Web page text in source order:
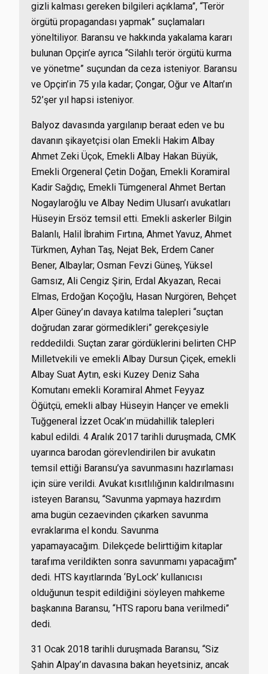
gizli kalması gereken bilgileri açıklama”, “Terör
örgütü propagandası yapmak” suçlamaları
yöneltiliyor. Baransu ve hakkında yakalama kararı
bulunan Opçin’e ayrıca “Silahlı terör örgütü kurma
ve yönetme” suçundan da ceza isteniyor. Baransu
ve Opçin’in 75 yıla kadar; Çongar, Oğur ve Altan’ın
52’şer yıl hapsi isteniyor.
Balyoz davasında yargılanıp beraat eden ve bu
davanın şikayetçisi olan Emekli Hakim Albay
Ahmet Zeki Üçok, Emekli Albay Hakan Büyük,
Emekli Orgeneral Çetin Doğan, Emekli Koramiral
Kadir Sağdıç, Emekli Tümgeneral Ahmet Bertan
Nogaylaroğlu ve Albay Nedim Ulusan’ı avukatları
Hüseyin Ersöz temsil etti. Emekli askerler Bilgin
Balanlı, Halil İbrahim Fırtına, Ahmet Yavuz, Ahmet
Türkmen, Ayhan Taş, Nejat Bek, Erdem Caner
Bener, Albaylar; Osman Fevzi Güneş, Yüksel
Gamsız, Ali Cengiz Şirin, Erdal Akyazan, Recai
Elmas, Erdoğan Koçoğlu, Hasan Nurgören, Behçet
Alper Güney’ın davaya katılma talepleri “suçtan
doğrudan zarar görmedikleri” gerekçesiyle
reddedildi. Suçtan zarar gördüklerini belirten CHP
Milletvekili ve emekli Albay Dursun Çiçek, emekli
Albay Suat Aytın, eski Kuzey Deniz Saha
Komutanı emekli Koramiral Ahmet Feyyaz
Öğütçü, emekli albay Hüseyin Hançer ve emekli
Tuğgeneral İzzet Ocak’ın müdahillik talepleri
kabul edildi. 4 Aralık 2017 tarihli duruşmada, CMK
uyarınca barodan görevlendirilen bir avukatın
temsil ettiği Baransu’ya savunmasını hazırlaması
için süre verildi. Avukat kısıtlılığının kaldırılmasını
isteyen Baransu, “Savunma yapmaya hazırdım
ama bugün cezaevinden çıkarken savunma
evraklarıma el kondu. Savunma
yapamayacağım. Dilekçede belirttiğim kitaplar
tarafıma verildikten sonra savunmamı yapacağım”
dedi. HTS kayıtlarında ‘ByLock’ kullanıcısı
olduğunun tespit edildiğini söyleyen mahkeme
başkanına Baransu, “HTS raporu bana verilmedi”
dedi.
31 Ocak 2018 tarihli duruşmada Baransu, “Siz
Şahin Alpay’ın davasına bakan heyetsiniz, ancak